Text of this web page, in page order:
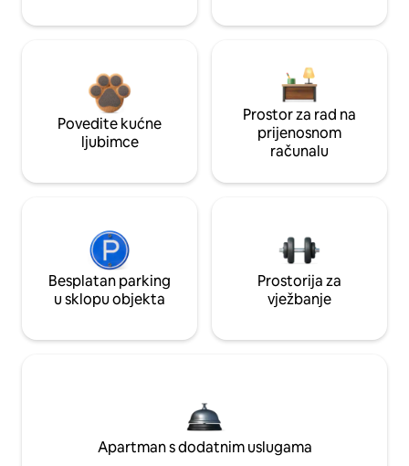
Povedite kućne
ljubimce
Prostor za rad na
prijenosnom
računalu
Besplatan parking
u sklopu objekta
Prostorija za
vježbanje
Apartman s dodatnim uslugama